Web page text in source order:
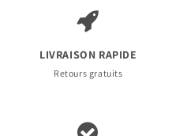
LIVRAISON RAPIDE
Retours gratuits